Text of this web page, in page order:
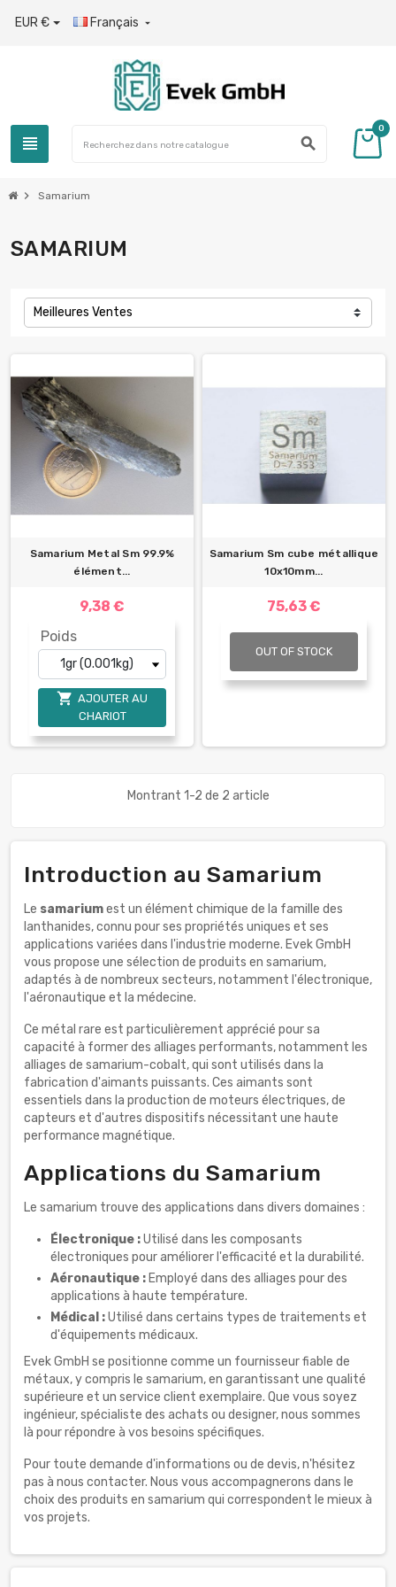
EUR € Français 
view_headline search
0
chevron_right Samarium
SAMARIUM
Meilleures Ventes
Samarium Metal Sm 99.9%
élément...
9,38 €
Poids
 AJOUTER AU
CHARIOT
Samarium Sm cube métallique
10x10mm...
75,63 €
OUT OF STOCK
Montrant 1-2 de 2 article
Introduction au Samarium
Le samariumest un élément chimique de la famille des
lanthanides, connu pour ses propriétés uniques et ses
applications variées dans l'industrie moderne. Evek GmbH
vous propose une sélection de produits en samarium,
adaptés à de nombreux secteurs, notamment l'électronique,
l'aéronautique et la médecine.
Ce métal rare est particulièrement apprécié pour sa
capacité à former des alliages performants, notamment les
alliages de samarium-cobalt, qui sont utilisés dans la
fabrication d'aimants puissants. Ces aimants sont
essentiels dans la production de moteurs électriques, de
capteurs et d'autres dispositifs nécessitant une haute
performance magnétique.
Applications du Samarium
Le samarium trouve des applications dans divers domaines :
Électronique :Utilisé dans les composants
électroniques pour améliorer l'efficacité et la durabilité.
Aéronautique : Employé dans des alliages pour des
applications à haute température.
Médical :Utilisé dans certains types de traitements et
d'équipements médicaux.
Evek GmbH se positionne comme un fournisseur fiable de
métaux, y compris le samarium, en garantissant une qualité
supérieure et un service client exemplaire. Que vous soyez
ingénieur, spécialiste des achats ou designer, nous sommes
là pour répondre à vos besoins spécifiques.
Pour toute demande d'informations ou de devis, n'hésitez
pas à nous contacter. Nous vous accompagnerons dans le
choix des produits en samarium qui correspondent le mieux à
vos projets.